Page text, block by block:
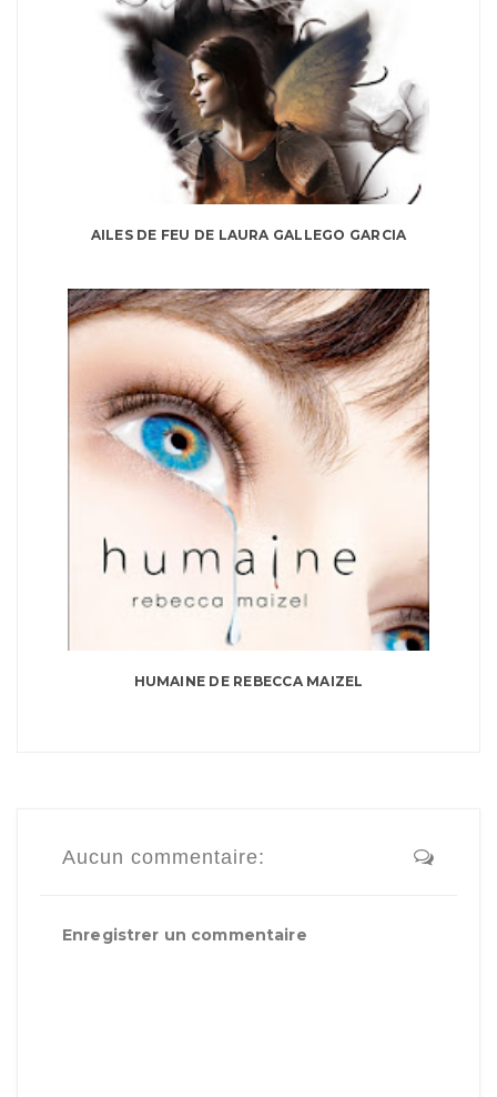
AILES DE FEU DE LAURA GALLEGO GARCIA
HUMAINE DE REBECCA MAIZEL
Aucun commentaire:
Enregistrer un commentaire